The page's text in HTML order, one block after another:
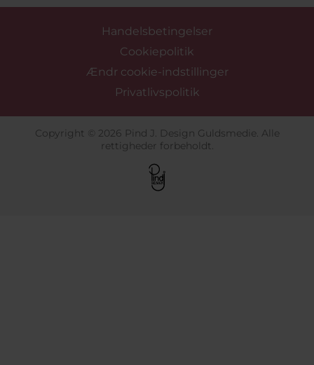
Handelsbetingelser
Cookiepolitik
Ændr cookie-indstillinger
Privatlivspolitik
Copyright © 2026 Pind J. Design Guldsmedie. Alle
rettigheder forbeholdt.